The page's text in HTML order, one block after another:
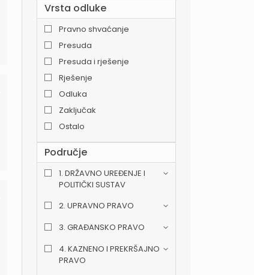
Vrsta odluke
Pravno shvaćanje
Presuda
Presuda i rješenje
Rješenje
Odluka
Zaključak
Ostalo
Područje
1. DRŽAVNO UREĐENJE I
POLITIČKI SUSTAV
2. UPRAVNO PRAVO
3. GRAĐANSKO PRAVO
4. KAZNENO I PREKRŠAJNO
PRAVO